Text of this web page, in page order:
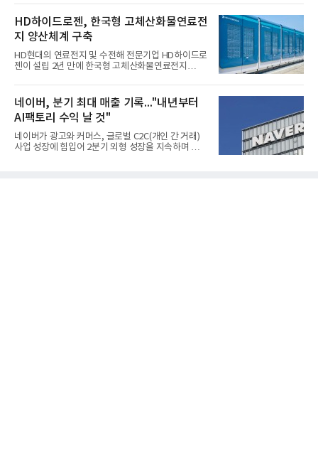
업이익이 3390억원으로 지난해 동기보다 419.7% 증
가한 것으로 잠정 집계됐다고 7일 공시했다.매출은 2
조2682억원으로 지난해 동기 대비 27.9% 증가했다.
순이익은 3004억원으로 420.4% 늘었다.이번 호실적
은 주력 제품인 NB라텍스와 합성수지 판매 호조가 견
인한 것으로 풀이된다. 미국의 중국산 의료용 고무장
갑 관세 인상 이후 동남아 장갑업체의 가동률이 높아
성이 개선됐다.금호석유
HD하이드로젠, 한국형 고체산화물연료전
지 양산체계 구축
HD현대의 연료전지 및 수전해 전문기업 HD하이드로
젠이 설립 2년 만에 한국형 고체산화물연료전지
본격적인 시장 공략에 나선다.HD하이드로젠은 최근
한국전기안전공사(KESCO)로부터 SOFC 발전설비
‘HD250’과 ‘HD300’, 제조시설에 대한 사용전검사를
완료하고 제품 양산체계 구축했다고 밝혔다.HD250
과 HD300은 각각 249kW급과 285kW급의 중소형 발
전용 SOFC 제품이다. 이번 검사를 통해 HD하이드로
젠은 제품과 제조시설의 전기설비 안전성과 적합성을
네이버, 분기 최대 매출 기록..."내년부터
AI팩토리 수익 날 것"
네이버가 광고와 커머스, 글로벌 C2C(개인 간 거래)
사업 성장에 힘입어 2분기 외형 성장을 지속하며 역대